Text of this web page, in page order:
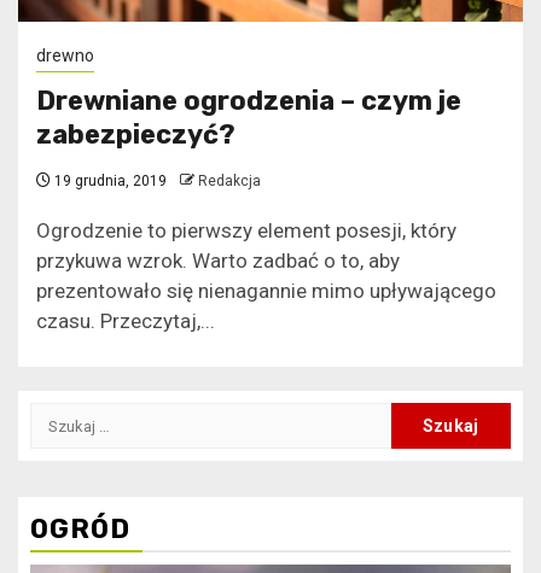
drewno
Drewniane ogrodzenia – czym je
zabezpieczyć?
19 grudnia, 2019 Redakcja
Ogrodzenie to pierwszy element posesji, który
przykuwa wzrok. Warto zadbać o to, aby
prezentowało się nienagannie mimo upływającego
czasu. Przeczytaj,...
Szukaj:
OGRÓD